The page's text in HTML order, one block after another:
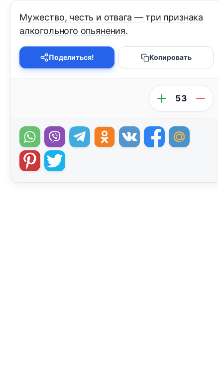
Мужество, честь и отвага — три признака
алкогольного опьянения.
Поделиться! Копировать
53